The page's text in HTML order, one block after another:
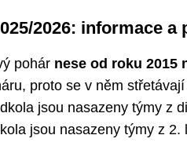
2026: informace a
pohár nese od roku 2015
proto se v něm
jsou nasazeny týmy z
jsou nasazeny týmy z 2.